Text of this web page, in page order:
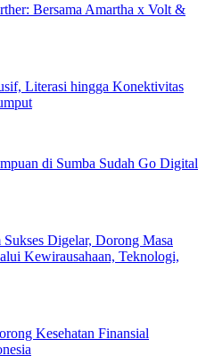
Bersama Amartha x Volt &
Literasi hingga Konektivitas
di Sumba Sudah Go Digital
Digelar, Dorong Masa
Kewirausahaan, Teknologi,
Kesehatan Finansial